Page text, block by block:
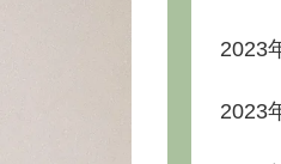
2023
2023